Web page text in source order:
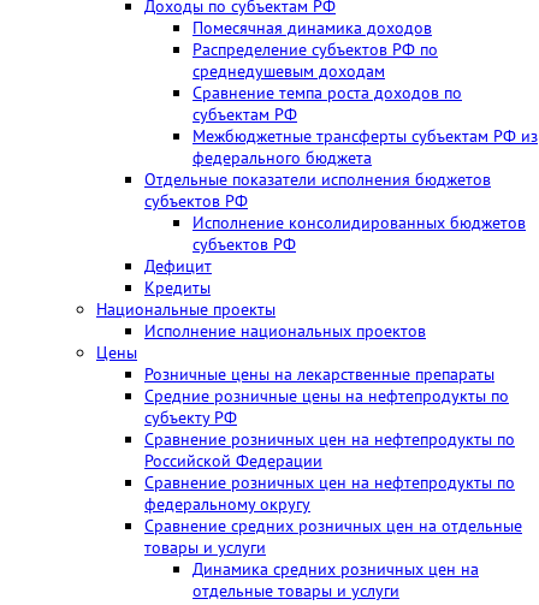
Доходы по субъектам РФ
Помесячная динамика доходов
Распределение субъектов РФ по
среднедушевым доходам
Сравнение темпа роста доходов по
субъектам РФ
Межбюджетные трансферты субъектам РФ из
федерального бюджета
Отдельные показатели исполнения бюджетов
субъектов РФ
Исполнение консолидированных бюджетов
субъектов РФ
Дефицит
Кредиты
Национальные проекты
Исполнение национальных проектов
Цены
Розничные цены на лекарственные препараты
Средние розничные цены на нефтепродукты по
субъекту РФ
Сравнение розничных цен на нефтепродукты по
Российской Федерации
Сравнение розничных цен на нефтепродукты по
федеральному округу
Сравнение средних розничных цен на отдельные
товары и услуги
Динамика средних розничных цен на
отдельные товары и услуги